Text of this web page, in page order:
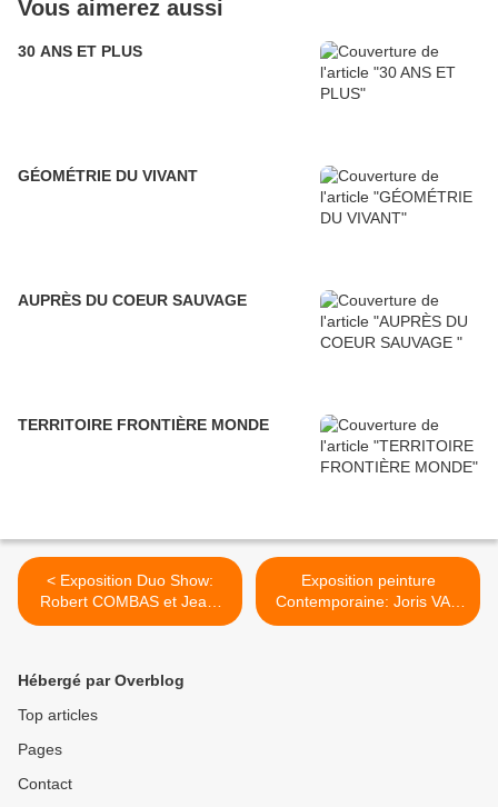
Vous aimerez aussi
30 ANS ET PLUS
GÉOMÉTRIE DU VIVANT
AUPRÈS DU COEUR SAUVAGE
TERRITOIRE FRONTIÈRE MONDE
< Exposition Duo Show:
Robert COMBAS et Jean-
Luc PARANT « Entre quatre
Exposition peinture
Contemporaine: Joris VAN
DE MOORTEL « The ne’er-
Hébergé par Overblog
Top articles
Pages
Contact